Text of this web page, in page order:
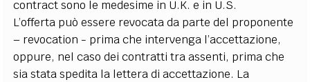
contract sono le medesime in U.K. e in U.S.
L’offerta può essere revocata da parte del proponente
– revocation - prima che intervenga l’accettazione,
oppure, nel caso dei contratti tra assenti, prima che
sia stata spedita la lettera di accettazione. La